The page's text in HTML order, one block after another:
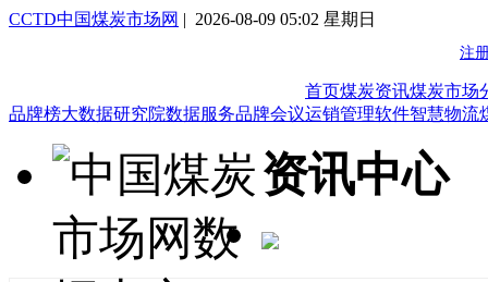
CCTD中国煤炭市场网 | 2026-08-09 05:02 星期日
首页煤炭资讯煤炭市场
品牌榜大数据研究院数据服务品牌会议运销管理软件智慧物流
资讯中心